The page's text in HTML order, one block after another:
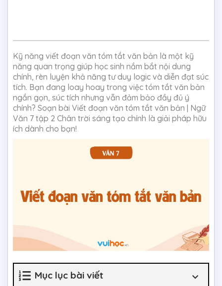
Kỹ năng viết đoạn văn tóm tắt văn bản là một kỹ
năng quan trọng giúp học sinh nắm bắt nội dung
chính, rèn luyện khả năng tư duy logic và diễn đạt súc
tích. Bạn đang loay hoay trong việc tóm tắt văn bản
ngắn gọn, súc tích nhưng vẫn đảm bảo đầy đủ ý
chính? Soạn bài Viết đoạn văn tóm tắt văn bản | Ngữ
Văn 7 tập 2 Chân trời sáng tạo chính là giải pháp hữu
ích dành cho bạn!
Mục lục bài viết